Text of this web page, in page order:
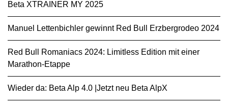
Beta XTRAINER MY 2025
Manuel Lettenbichler gewinnt Red Bull Erzbergrodeo 2024
Red Bull Romaniacs 2024: Limitless Edition mit einer
Marathon-Etappe
Wieder da: Beta Alp 4.0 |Jetzt neu Beta AlpX